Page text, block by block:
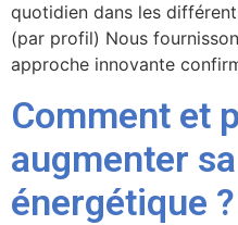
quotidien dans les
(par profil) Nous
approche innovante
Comment et
augmenter
énergétique ?